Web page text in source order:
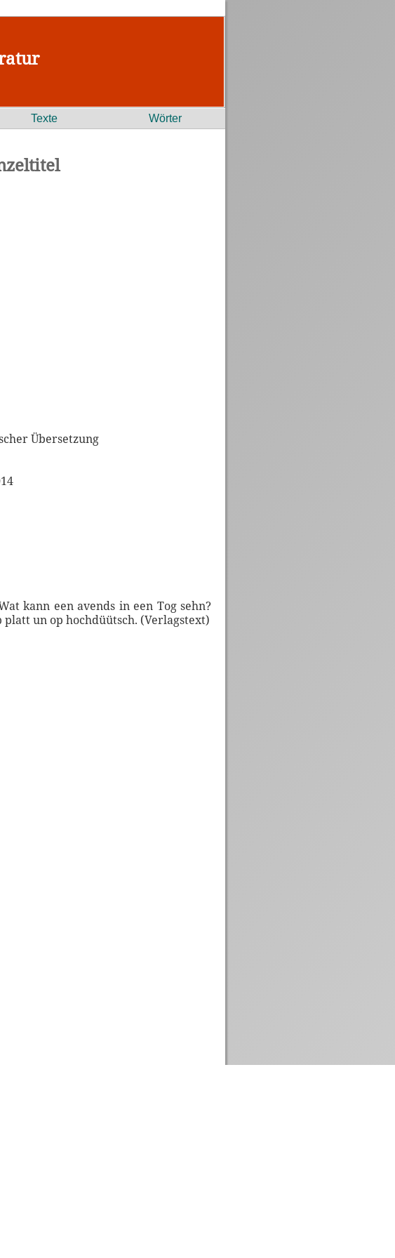
Texte Wörter
Übersetzung
kann een avends in een Tog sehn?
un op hochdüütsch. (Verlagstext)